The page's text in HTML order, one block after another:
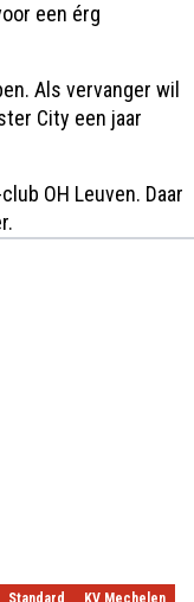
een érg
Als vervanger wil
City een jaar
OH Leuven. Daar
Standard KV Mechelen